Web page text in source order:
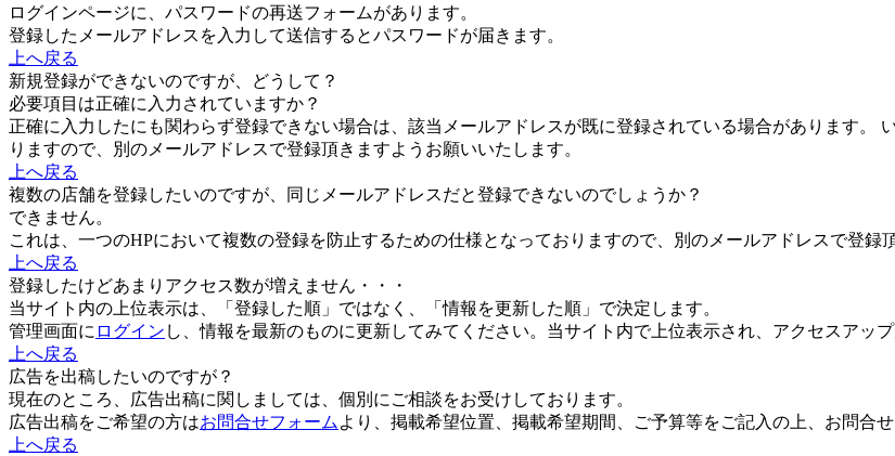
ログインページに、パスワードの再送フォームがあります。
登録したメールアドレスを入力して送信するとパスワードが届きます。
上へ戻る
新規登録ができないのですが、どうして？
必要項目は正確に入力されていますか？
正確に入力したにも関わらず登録できない場合は、該当メールアドレスが既に登録されている場合があります。
りますので、別のメールアドレスで登録頂きますようお願いいたします。
上へ戻る
複数の店舗を登録したいのですが、同じメールアドレスだと登録できないのでしょうか？
できません。
これは、一つのHPにおいて複数の登録を防止するための仕様となっておりますので、別のメールアドレスで登録
上へ戻る
登録したけどあまりアクセス数が増えません・・・
当サイト内の上位表示は、「登録した順」ではなく、「情報を更新した順」で決定します。
管理画面に ログイン し、情報を最新のものに更新してみてください。当サイト内で上位表示され、アクセスアップ
上へ戻る
広告を出稿したいのですが？
現在のところ、広告出稿に関しましては、個別にご相談をお受けしております。
広告出稿をご希望の方はお問合せフォーム より、掲載希望位置、掲載希望期間、ご予算等をご記入の上、お問合
上へ戻る